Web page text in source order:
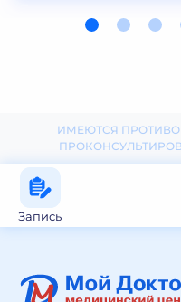
ИМЕЮТСЯ
Запись